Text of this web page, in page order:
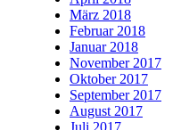
März 2018
Februar 2018
Januar 2018
November 2017
Oktober 2017
September 2017
August 2017
Juli 2017